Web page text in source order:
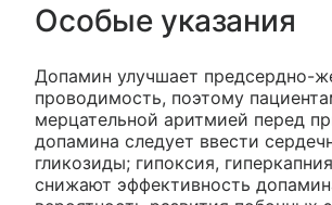
Особые указания
Допамин улучшает предсердно-
проводимость, поэтому
мерцательной аритмией перед
допамина следует ввести
гликозиды; гипоксия,
снижают эффективность